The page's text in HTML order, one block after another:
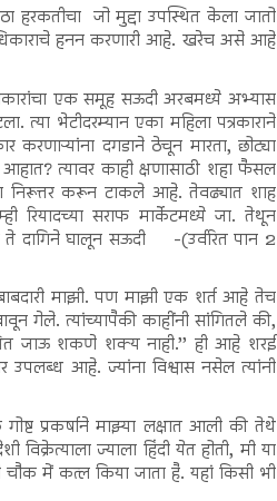
हरकतीचा जो मुद्दा उपस्थित केला जातो
हनन करणारी आहे. खरेच असे आहे
एक समूह सऊदी अरबमध्ये अभ्यास
त्या भेटीदरम्यान एका महिला पत्रकाराने
करणाऱ्यांना दगडाने ठेचून मारता, छोट्या
त्यावर काही क्षणासाठी शहा फैसल
निरूत्तर करून टाकले आहे. तेवढ्यात शाह
रियादच्या सराफ मार्केटमध्ये जा. तेथून
ते दागिने घालून सऊदी -(उर्वरित पान 2
माझी. पण माझी एक शर्त आहे तेच
गेले. त्यांच्यापैकी काहींनी सांगितले की,
जाऊ शकणे शक्य नाही.’’ ही आहे शरई
आहे. ज्यांना विश्वास नसेल त्यांनी
प्रकर्षाने माझ्या लक्षात आली की तेथे
ज्याला हिंदी येत होती, मी या
में कत्ल किया जाता है. यहां किसी भी